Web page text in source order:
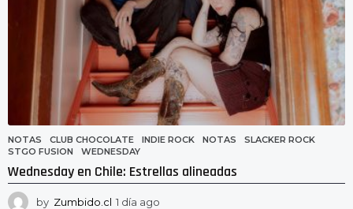
NOTAS CLUB CHOCOLATE ,INDIE ROCK ,NOTAS ,SLACKER ROCK
STGO FUSION
,WEDNESDAY
Wednesday en Chile: Estrellas alineadas
by Zumbido.cl 1 día ago